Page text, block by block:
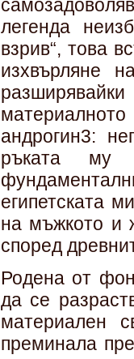
легенда
взрив“, това
изхвърляне
андрогин3:
ръката му
египетската
на мъжкото и
според
Родена от
да се
материален
преминала